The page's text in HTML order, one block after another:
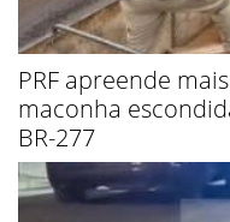
PRF apreende
maconha
BR-277